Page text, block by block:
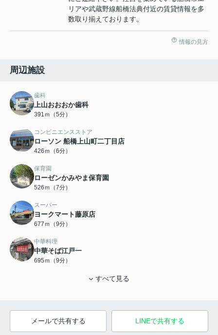
リアや武蔵野線船橋法典付近の賃貸情報を多
数取り揃えております。
情報の見方
周辺施設
歯科
上山おおおか歯科
391ｍ（5分）
コンビニエンスストア
ローソン 船橋上山町二丁目店
426ｍ（6分）
保育園
ローゼンかみやま保育園
526ｍ（7分）
スーパー
ヨークマート藤原店
677ｍ（9分）
中華料理
中華そば江戸一
695ｍ（9分）
すべて見る
メールで共有する LINEで共有する